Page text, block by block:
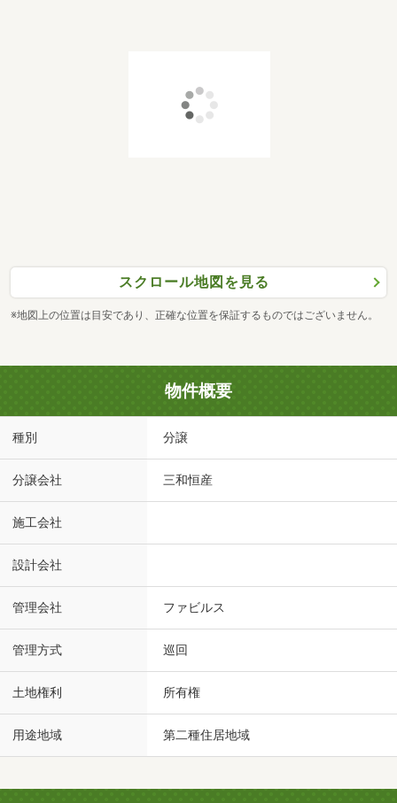
スクロール地図を見る
※地図上の位置は目安であり、正確な位置を保証するものではございません。
物件概要
種別 分譲
分譲会社 三和恒産
施工会社
設計会社
管理会社 ファビルス
管理方式 巡回
土地権利 所有権
用途地域 第二種住居地域